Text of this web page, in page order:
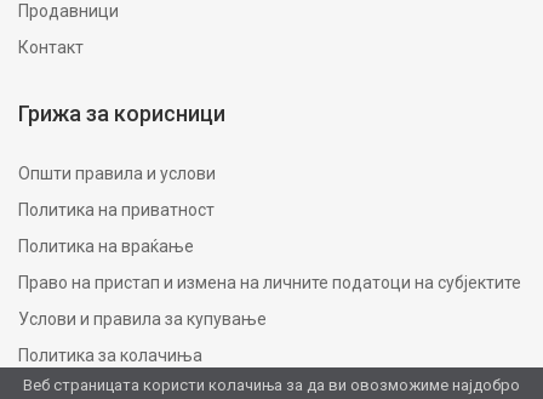
Веб страницата користи колачиња за да ви овозможиме најдобро
Продавници
Контакт
Грижа за корисници
Општи правила и услови
Политика на приватност
Политика на враќање
Право на пристап и измена на личните податоци на субјектите
Услови и правила за купување
Политика за колачиња